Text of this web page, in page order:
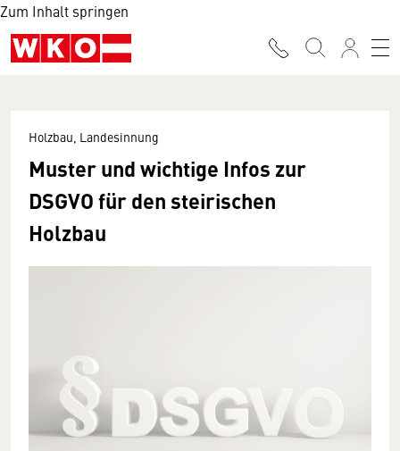
Zum Inhalt springen
Holzbau, Landesinnung
Muster und wichtige Infos zur
DSGVO für den steirischen
Holzbau